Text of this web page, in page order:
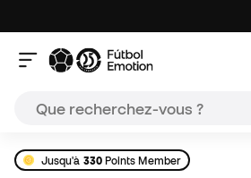
Jusqu'à 330Points Member